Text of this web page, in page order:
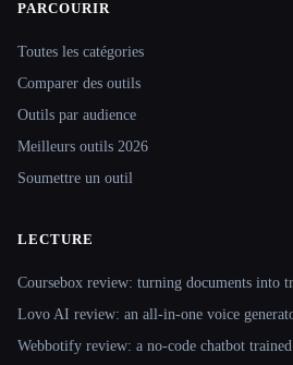
PARCOURIR
Toutes les catégories
Comparer des outils
Outils par audience
Meilleurs outils 2026
Soumettre un outil
LECTURE
Coursebox review: turning documents into
Lovo AI review: an all-in-one voice
Webbotify review: a no-code chatbot